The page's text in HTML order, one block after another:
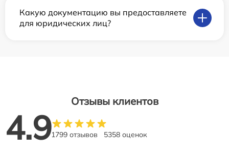
Какую документацию вы предоставляете
для юридических лиц?
Отзывы клиентов
4.91799 отзывов 5358 оценок